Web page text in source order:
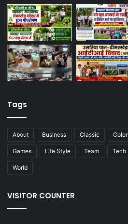
Tags
About Business Classic Color
Games Life Style Team Tech
World
VISITOR COUNTER